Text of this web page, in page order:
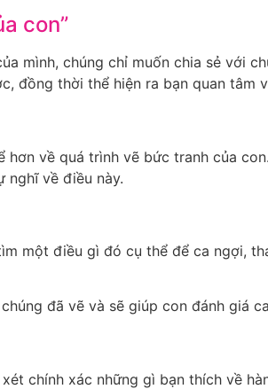
con”
mình, chúng chỉ muốn chia sẻ với
đồng thời thể hiện ra bạn quan tâm
về quá trình vẽ bức tranh của
nghĩ về điều này.
một điều gì đó cụ thể để ca ngợi,
đã vẽ và sẽ giúp con đánh giá
chính xác những gì bạn thích về